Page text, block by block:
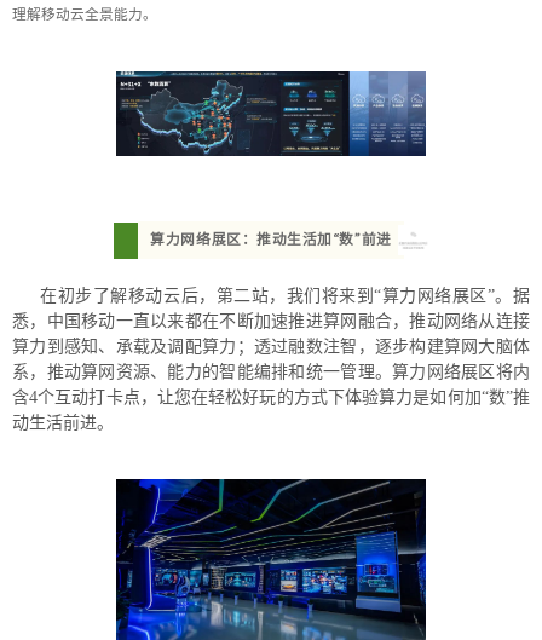
理解移动云全景能力。
算力网络展区：推动生活加“数”前进
在初步了解移动云后，第二站，我们将来到“算力网络展区”。据
悉，中国移动一直以来都在不断加速推进算网融合，推动网络从连接
算力到感知、承载及调配算力；透过融数注智，逐步构建算网大脑体
系，推动算网资源、能力的智能编排和统一管理。算力网络展区将内
含4个互动打卡点，让您在轻松好玩的方式下体验算力是如何加“数”推
动生活前进。